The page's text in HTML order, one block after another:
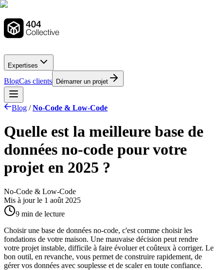
Expertises
BlogCas clients Démarrer un projet
Blog /No-Code & Low-Code
Quelle est la meilleure base de
données no-code pour votre
projet en 2025 ?
No-Code & Low-Code
Mis à jour le 1 août 2025
9 min de lecture
Choisir une base de données no-code, c'est comme choisir les
fondations de votre maison. Une mauvaise décision peut rendre
votre projet instable, difficile à faire évoluer et coûteux à corriger. Le
bon outil, en revanche, vous permet de construire rapidement, de
gérer vos données avec souplesse et de scaler en toute confiance.